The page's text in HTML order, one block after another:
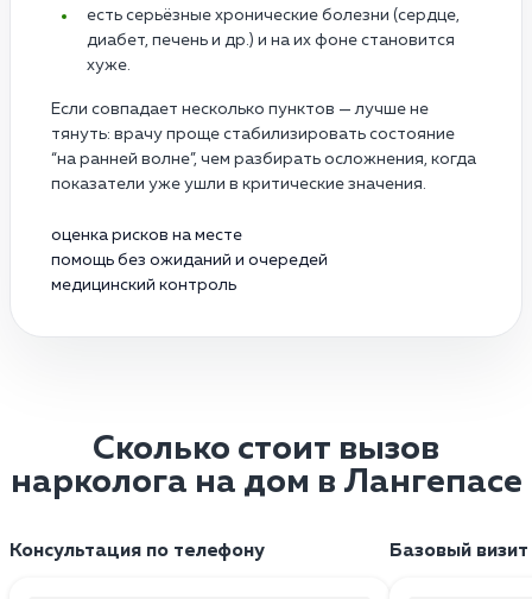
есть серьёзные хронические болезни (сердце,
диабет, печень и др.) и на их фоне становится
хуже.
Если совпадает несколько пунктов — лучше не
тянуть: врачу проще стабилизировать состояние
“на ранней волне”, чем разбирать осложнения, когда
показатели уже ушли в критические значения.
оценка рисков на месте
помощь без ожиданий и очередей
медицинский контроль
Сколько стоит вызов
нарколога на дом в Лангепасе
Консультация по телефону Базовый